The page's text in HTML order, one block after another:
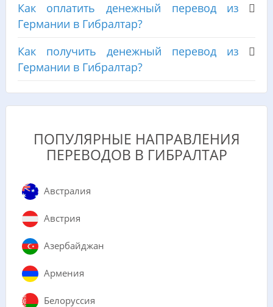
Как оплатить денежный перевод из
Германии в Гибралтар?
Как получить денежный перевод из
Германии в Гибралтар?
ПОПУЛЯРНЫЕ НАПРАВЛЕНИЯ
ПЕРЕВОДОВ В ГИБРАЛТАР
Австралия
Австрия
Азербайджан
Армения
Белоруссия